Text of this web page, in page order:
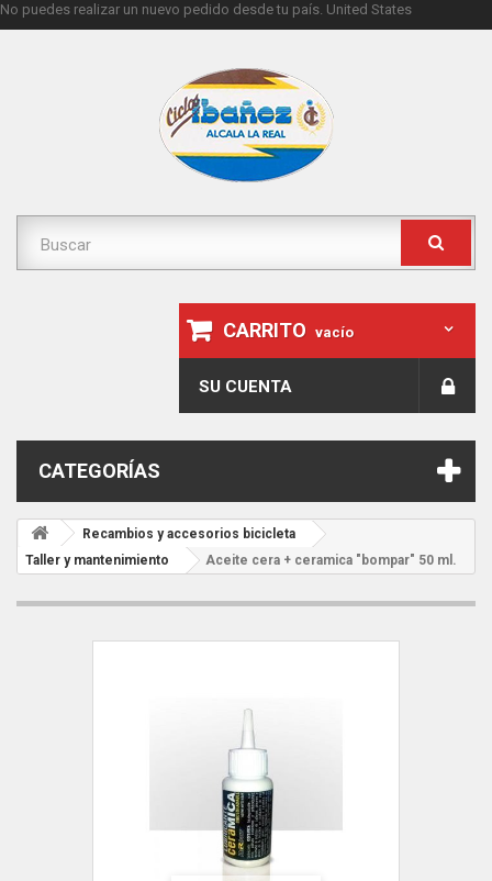
No puedes realizar un nuevo pedido desde tu país. United States
CARRITO vacío
SU CUENTA
CATEGORÍAS
Recambios y accesorios bicicleta
Taller y mantenimiento
Aceite cera + ceramica "bompar" 50 ml.